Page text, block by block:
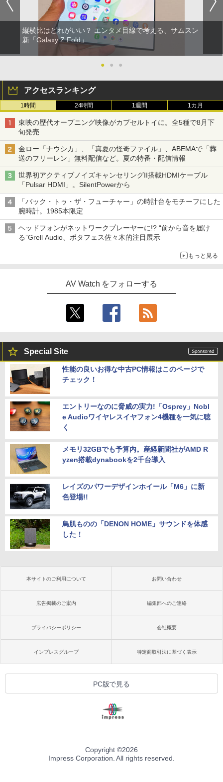
縦横比はどれがいい？ エンタメ目線で考える、サムスン
新「Galaxy Z Fold」
● ● ●
アクセスランキング
1時間 24時間 1週間 1カ月
東映の歴代オープニング映像がカプセルトイに。全5種で8月下
旬発売
金ロー「ナウシカ」、「真夏の怪奇ファイル」、ABEMAで「葬
送のフリーレン」無料配信など。夏の特番・配信情報
世界初アクティブノイズキャンセリングII搭載HDMIケーブル
「Pulsar HDMI」。SilentPowerから
「バック・トゥ・ザ・フューチャー」の時計台をモチーフにした
腕時計。1985本限定
ヘッドフォンがネットワークプレーヤーに!? “前から音を届け
る”Grell Audio、ポタフェス佐々木的注目展示
もっと見る
AV Watch をフォローする
Special Site
性能の良いお得な中古PC情報はこのページで
チェック！
エントリーなのに脅威の実力!「Osprey」Nobl
e Audioワイヤレスイヤフォン4機種を一気に聴
く
メモリ32GBでも予算内。産経新聞社がAMD R
yzen搭載dynabookを2千台導入
レイズのパワーデザインホイール「M6」に新
色登場!!
鳥肌ものの「DENON HOME」サウンドを体感
した！
本サイトのご利用について お問い合わせ
広告掲載のご案内 編集部へのご連絡
プライバシーポリシー 会社概要
インプレスグループ 特定商取引法に基づく表示
PC版で見る
Copyright ©2026
Impress Corporation. All rights reserved.